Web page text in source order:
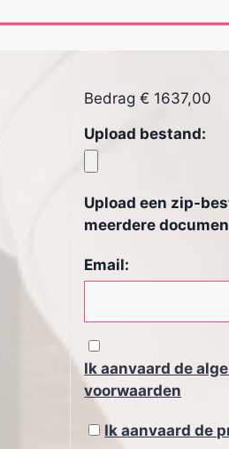
Bedrag€ 1637,00
Upload bestand:
Upload een zip-
meerdere
Email:
Ik aanvaard de
voorwaarden
Ik aanvaard de